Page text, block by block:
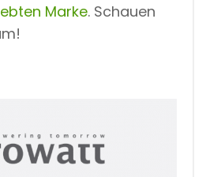
Marke. Schauen